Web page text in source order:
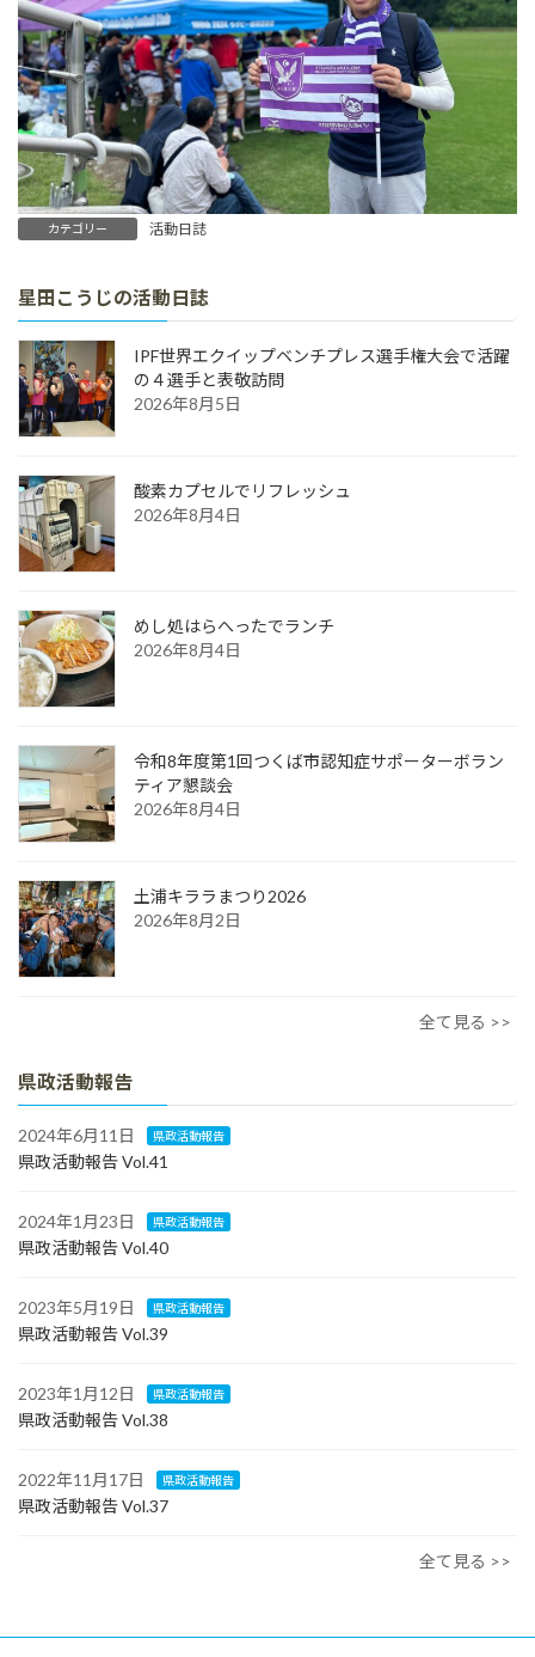
カテゴリー 活動日誌
星田こうじの活動日誌
IPF世界エクイップベンチプレス選手権大会で活躍
の４選手と表敬訪問
2026年8月5日
酸素カプセルでリフレッシュ
2026年8月4日
めし処はらへったでランチ
2026年8月4日
令和8年度第1回つくば市認知症サポーターボラン
ティア懇談会
2026年8月4日
土浦キララまつり2026
2026年8月2日
全て見る >>
県政活動報告
2024年6月11日 県政活動報告
県政活動報告 Vol.41
2024年1月23日 県政活動報告
県政活動報告 Vol.40
2023年5月19日 県政活動報告
県政活動報告 Vol.39
2023年1月12日 県政活動報告
県政活動報告 Vol.38
2022年11月17日 県政活動報告
県政活動報告 Vol.37
全て見る >>